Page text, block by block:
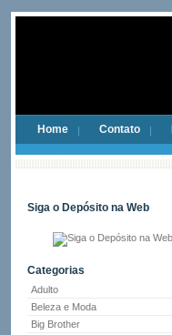
Home Contato
Siga o Depósito na Web
Categorias
Adulto
Beleza e Moda
Big Brother